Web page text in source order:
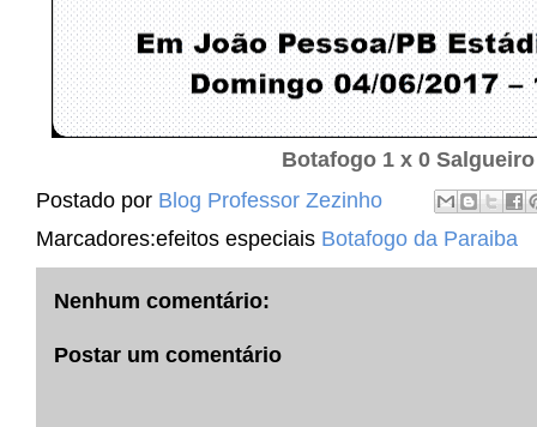
Botafogo 1 x 0 Salgueiro
Postado por Blog Professor Zezinho
Marcadores:efeitos especiais Botafogo da Paraiba
Nenhum comentário:
Postar um comentário